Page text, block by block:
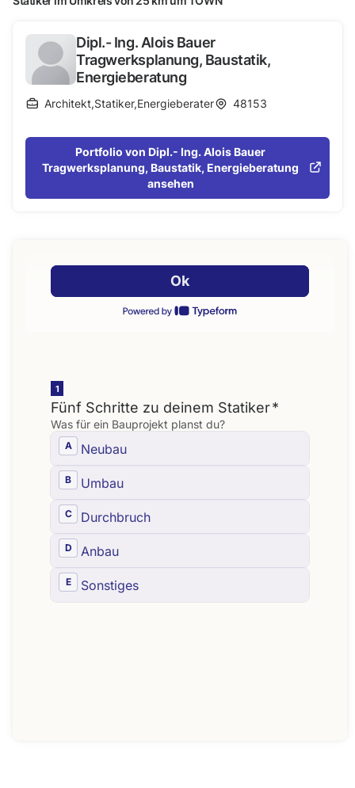
Dipl.- Ing. Alois Bauer
Tragwerksplanung, Baustatik,
Energieberatung
Architekt,Statiker,Energieberater 48153
Portfolio von Dipl.- Ing. Alois Bauer
Tragwerksplanung, Baustatik, Energieberatung
ansehen